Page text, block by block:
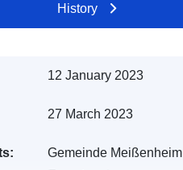
History
12 January 2023
27 March 2023
Gemeinde Meißenheim